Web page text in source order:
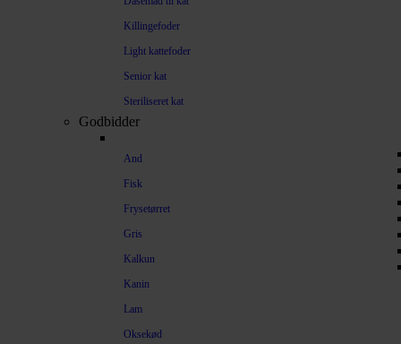
Killingefoder
Light kattefoder
Senior kat
Steriliseret kat
Godbidder
And
Fisk
Frysetørret
Gris
Kalkun
Kanin
Lam
Oksekød